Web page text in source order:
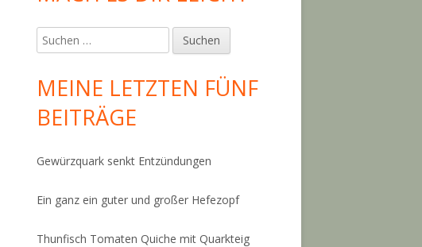
Suchen
nach:
MEINE LETZTEN FÜNF
BEITRÄGE
Gewürzquark senkt Entzündungen
Ein ganz ein guter und großer Hefezopf
Thunfisch Tomaten Quiche mit Quarkteig